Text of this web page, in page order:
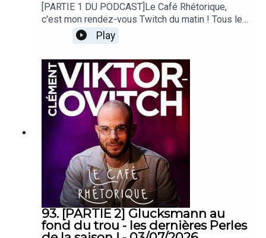
[PARTIE 1 DU PODCAST]Le Café Rhétorique,
c'est mon rendez-vous Twitch du matin ! Tous les
lundi, mercredi et vendredi à 09h00 sur
twitch.tv/clemovitch !Bienvenue dans la
06/07/2026____Rejoins moi :📡 Stream :
twitch.tv/clemovitch🦋 Bluesky:
https://bsky.app/profile/clemovitch.com📷
Instagram : instagram.com/clemovitch/🧵
Threads : threads.net/@clemovitch📱 TikTok :
tiktok.com/@clemovitch💬 Discord :
discord.gg/clemovitch-922206054308266014
Play
93. [PARTIE 2] Glucksmann au
fond du trou - les dernières Perles